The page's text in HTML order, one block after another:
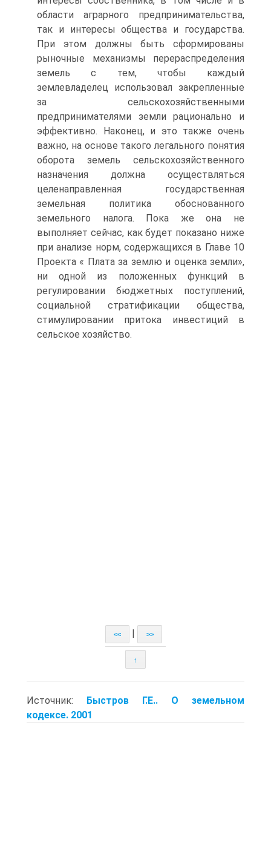
области аграрного предпринимательства,
так и интересы общества и государства.
При этом должны быть сформированы
рыночные механизмы перераспределения
земель с тем, чтобы каждый
землевладелец использовал закрепленные
за сельскохозяйственными
предпринимателями земли рационально и
эффективно. Наконец, и это также очень
важно, на основе такого легального понятия
оборота земель сельскохозяйственного
назначения должна осуществляться
целенаправленная государственная
земельная политика обоснованного
земельного налога. Пока же она не
выполняет сейчас, как будет показано ниже
при анализе норм, содержащихся в Главе 10
Проекта « Плата за землю и оценка земли»,
ни одной из положенных функций в
регулировании бюджетных поступлений,
социальной стратификации общества,
стимулировании притока инвестиций в
сельское хозяйство.
<< >>
↑
Источник: Быстров Г.Е.. О земельном
кодексе. 2001